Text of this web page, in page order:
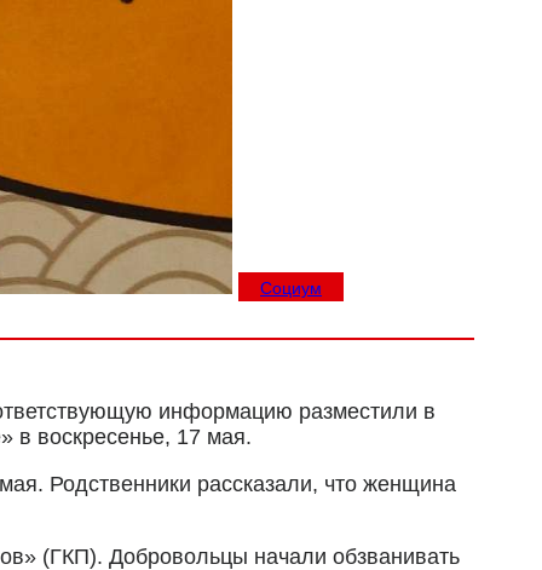
Социум
информацию разместили в
в воскресенье, 17 мая.
Родственники рассказали, что женщина
(ГКП). Добровольцы начали обзванивать